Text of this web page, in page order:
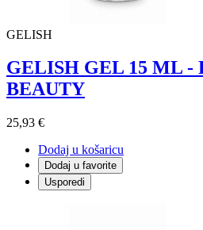
GELISH
GELISH GEL 15 ML -
BEAUTY
25,93 €
Dodaj u košaricu
Dodaj u favorite
Usporedi